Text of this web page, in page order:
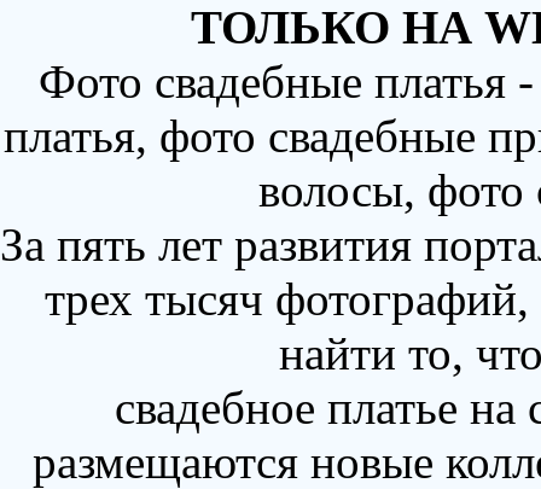
ТОЛЬКО НА
Фото свадебные
платья, фото свадебные
волосы,
За пять лет развития
трех тысяч
найти то,
свадебное платье
размещаются новые